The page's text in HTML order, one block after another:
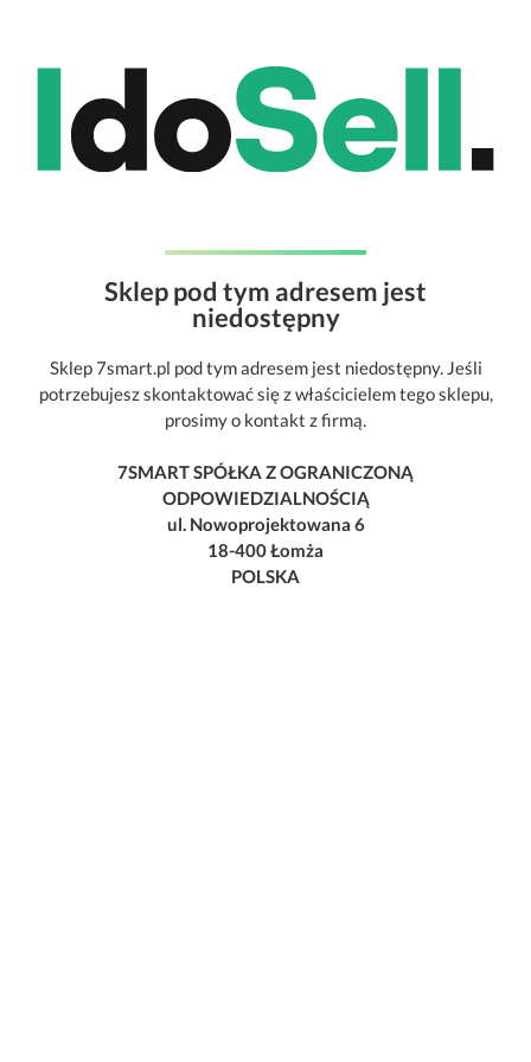
Sklep pod tym adresem jest
niedostępny
Sklep 7smart.pl pod tym adresem jest niedostępny. Jeśli
potrzebujesz skontaktować się z właścicielem tego sklepu,
prosimy o kontakt z firmą.
7SMART SPÓŁKA Z OGRANICZONĄ
ODPOWIEDZIALNOŚCIĄ
ul. Nowoprojektowana 6
18-400 Łomża
POLSKA